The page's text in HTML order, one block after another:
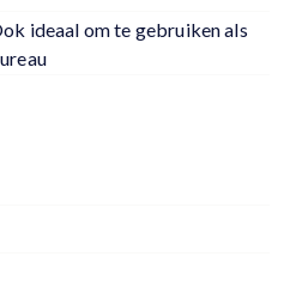
ideaal om te gebruiken als